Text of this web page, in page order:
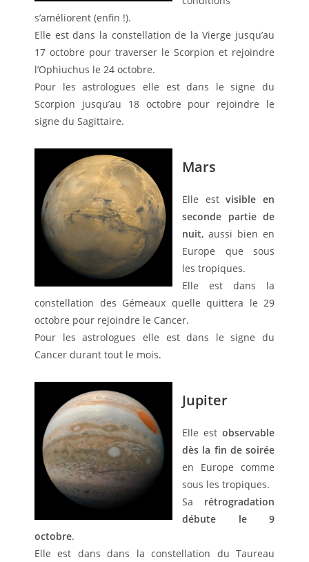
s’améliorent (enfin !).
Elle est dans la constellation de la Vierge jusqu’au
17 octobre pour traverser le Scorpion et rejoindre
l’Ophiuchus le 24 octobre.
Pour les astrologues elle est dans le signe du
Scorpion jusqu’au 18 octobre pour rejoindre le
signe du Sagittaire.
Mars
Elle estvisible en
seconde partie de
nuit, aussi bien en
Europe que sous
les tropiques.
Elle est dans la
constellation des Gémeaux quelle quittera le 29
octobre pour rejoindre le Cancer.
Pour les astrologues elle est dans le signe du
Cancer durant tout le mois.
Jupiter
Elle est observable
dès la fin de soirée
en Europe comme
sous les tropiques.
Sa rétrogradation
débute le 9
octobre.
Elle est dans dans la constellation du Taureau